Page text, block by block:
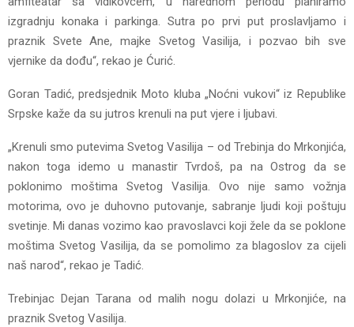
izgradnju konaka i parkinga. Sutra po prvi put proslavljamo i
praznik Svete Ane, majke Svetog Vasilija, i pozvao bih sve
vjernike da dođu“, rekao je Ćurić.
Goran Tadić, predsjednik Moto kluba „Noćni vukovi“ iz Republike
Srpske kaže da su jutros krenuli na put vjere i ljubavi.
„Krenuli smo putevima Svetog Vasilija – od Trebinja do Mrkonjića,
nakon toga idemo u manastir Tvrdoš, pa na Ostrog da se
poklonimo moštima Svetog Vasilija. Ovo nije samo vožnja
motorima, ovo je duhovno putovanje, sabranje ljudi koji poštuju
svetinje. Mi danas vozimo kao pravoslavci koji žele da se poklone
moštima Svetog Vasilija, da se pomolimo za blagoslov za cijeli
naš narod“, rekao je Tadić.
Trebinjac Dejan Tarana od malih nogu dolazi u Mrkonjiće, na
praznik Svetog Vasilija.